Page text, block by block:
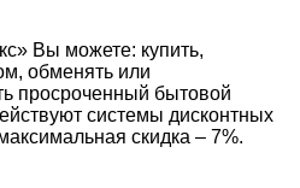
Вы можете: купить,
обменять или
просроченный бытовой
системы дисконтных
скидка – 7%.